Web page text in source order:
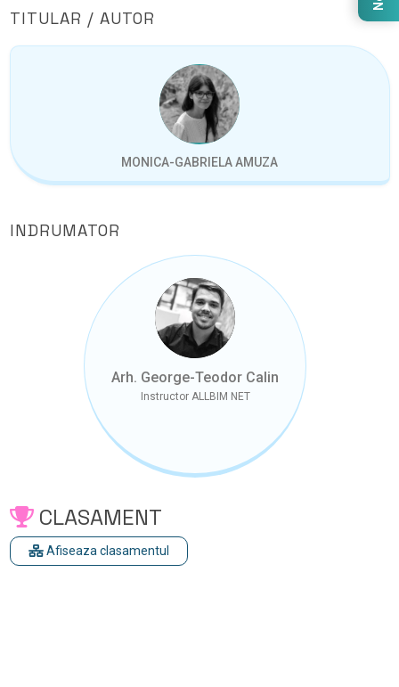
TITULAR / AUTOR
MONICA-GABRIELA AMUZA
INDRUMATOR
Arh. George-Teodor Calin
Instructor ALLBIM NET
CLASAMENT
Afiseaza clasamentul